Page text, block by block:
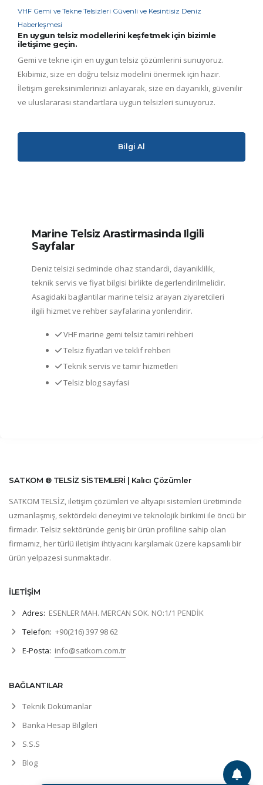
VHF Gemi ve Tekne Telsizleri Güvenli ve Kesintisiz Deniz
Haberleşmesi
En uygun telsiz modellerini keşfetmek için bizimle
iletişime geçin.
Gemi ve tekne için en uygun telsiz çözümlerini sunuyoruz.
Ekibimiz, size en doğru telsiz modelini önermek için hazır.
İletişim gereksinimlerinizi anlayarak, size en dayanıklı, güvenilir
ve uluslararası standartlara uygun telsizleri sunuyoruz.
Bilgi Al
Marine Telsiz Arastirmasinda Ilgili
Sayfalar
Deniz telsizi seciminde cihaz standardi, dayaniklilik,
teknik servis ve fiyat bilgisi birlikte degerlendirilmelidir.
Asagidaki baglantilar marine telsiz arayan ziyaretcileri
ilgili hizmet ve rehber sayfalarina yonlendirir.
VHF marine gemi telsiz tamiri rehberi
Telsiz fiyatlari ve teklif rehberi
Teknik servis ve tamir hizmetleri
Telsiz blog sayfasi
SATKOM ® TELSİZ SİSTEMLERİ | Kalıcı Çözümler
SATKOM TELSİZ, iletişim çözümleri ve altyapı sistemleri üretiminde
uzmanlaşmış, sektördeki deneyimi ve teknolojik birikimi ile öncü bir
firmadır. Telsiz sektöründe geniş bir ürün profiline sahip olan
firmamız, her türlü iletişim ihtiyacını karşılamak üzere kapsamlı bir
ürün yelpazesi sunmaktadır.
İLETİŞİM
Adres: ESENLER MAH. MERCAN SOK. NO:1/1 PENDİK
Telefon: +90(216) 397 98 62
E-Posta: info@satkom.com.tr
BAĞLANTILAR
Teknik Dokümanlar
Banka Hesap Bilgileri
S.S.S
Blog